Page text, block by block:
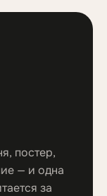
постер,
— и одна
за